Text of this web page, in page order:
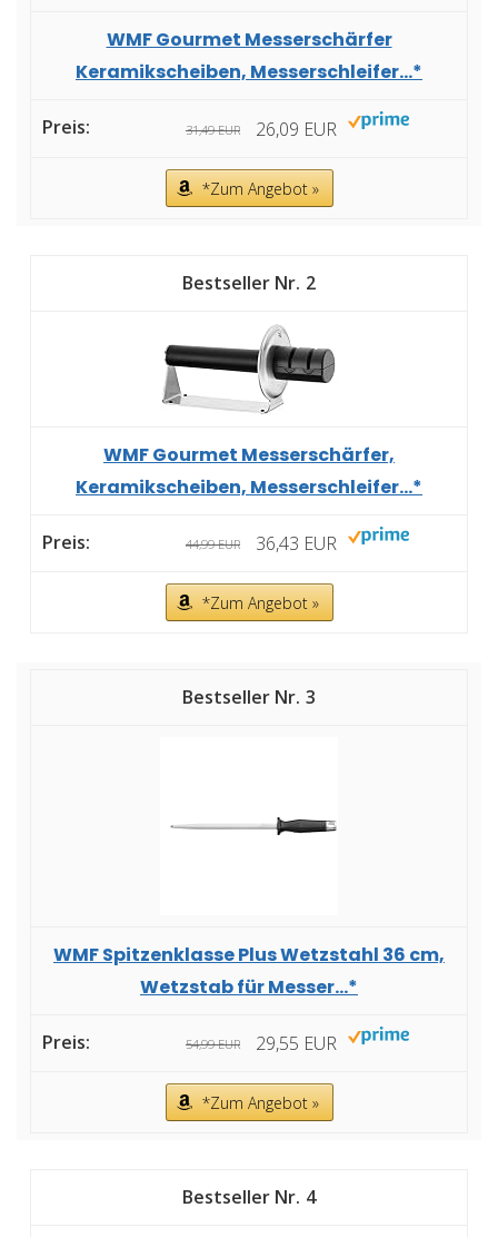
WMF Gourmet Messerschärfer
Keramikscheiben, Messerschleifer...*
31,49 EUR 26,09 EUR
*Zum Angebot »
2
WMF Gourmet Messerschärfer,
Keramikscheiben, Messerschleifer...*
44,99 EUR 36,43 EUR
*Zum Angebot »
3
WMF Spitzenklasse Plus Wetzstahl 36 cm,
Wetzstab für Messer...*
54,99 EUR 29,55 EUR
*Zum Angebot »
4